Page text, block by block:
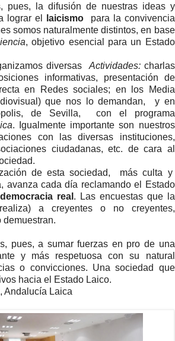
pues, la difusión de nuestras ideas y
lograr el
laicismo
para la convivencia
somos naturalmente distintos, en base
, objetivo esencial para un Estado
diversas Actividades: charlas
informativas, presentación de
en
Redes sociales; en
los Media
que nos lo demandan, y en
de Sevilla, con el programa
. Igualmente importante son nuestros
con las diversas instituciones,
ciudadanas, etc. de cara al
de esta sociedad, más culta y
avanza cada día reclamando el Estado
democracia real . Las encuestas que la
a creyentes o no creyentes,
demuestran.
pues, a sumar fuerzas en pro de una
y más respetuosa con su natural
o convicciones. Una sociedad que
hacia el Estado Laico.
Andalucía Laica